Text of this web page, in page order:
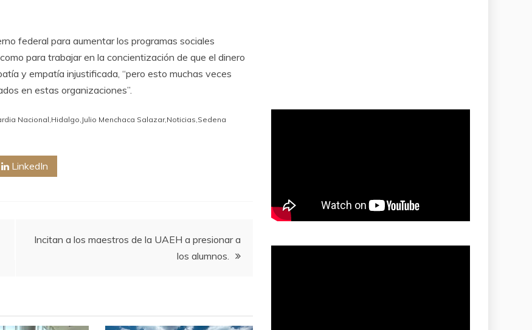
federal para aumentar los programas sociales
para trabajar en la concientización de que el dinero
y empatía injustificada, “pero esto muchas veces
en estas organizaciones”.
Nacional,Hidalgo, Julio Menchaca Salazar,Noticias,Sedena
LinkedIn
Incitan a los maestros de la UAEH a presionar a
los alumnos.